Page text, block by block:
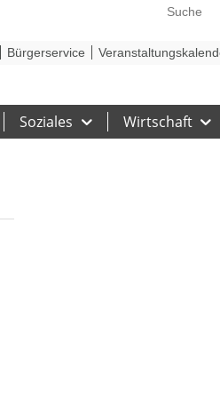
Soziales Wirtschaft
Bürgerservice